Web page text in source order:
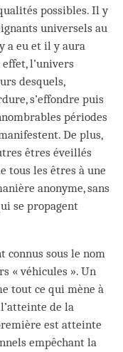
possibles. Il y
universels au
a eu et il y aura
l’univers
desquels,
s’effondre puis
périodes
De plus,
êtres éveillés
tous les êtres à une
anonyme, sans
se propagent
connus sous le nom
« véhicules ». Un
tout ce qui mène à
de la
est atteinte
empêchant la